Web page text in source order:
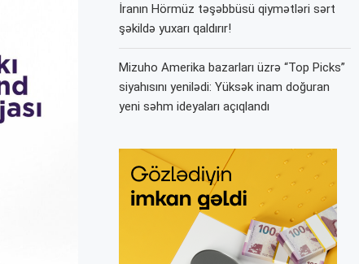
İranın Hörmüz təşəbbüsü qiymətləri sərt
şəkildə yuxarı qaldırır!
Mizuho Amerika bazarları üzrə “Top Picks”
siyahısını yenilədi: Yüksək inam doğuran
yeni səhm ideyaları açıqlandı